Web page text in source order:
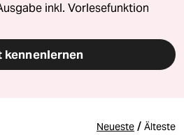
inkl. Vorlesefunktion
Neueste / Älteste